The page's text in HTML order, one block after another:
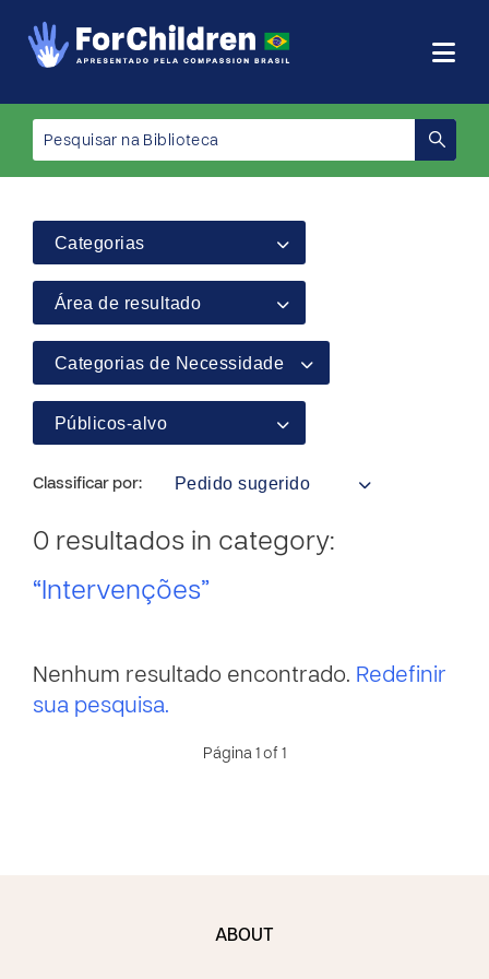
Categorias
Área de resultado
Categorias de Necessidade
Públicos-alvo
Classificar por: Pedido sugerido
0 resultados in category:
“Intervenções”
Nenhum resultado encontrado. Redefinir
sua pesquisa.
Página 1 of 1
ABOUT